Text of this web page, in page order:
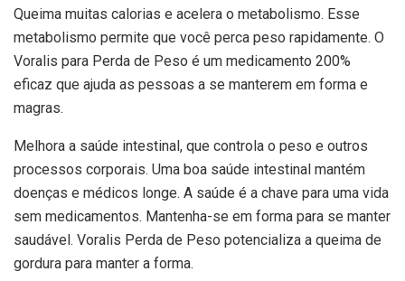
Queima muitas calorias e acelera o metabolismo. Esse
metabolismo permite que você perca peso rapidamente. O
Voralis para Perda de Peso é um medicamento 200%
eficaz que ajuda as pessoas a se manterem em forma e
magras.
Melhora a saúde intestinal, que controla o peso e outros
processos corporais. Uma boa saúde intestinal mantém
doenças e médicos longe. A saúde é a chave para uma vida
sem medicamentos. Mantenha-se em forma para se manter
saudável. Voralis Perda de Peso potencializa a queima de
gordura para manter a forma.